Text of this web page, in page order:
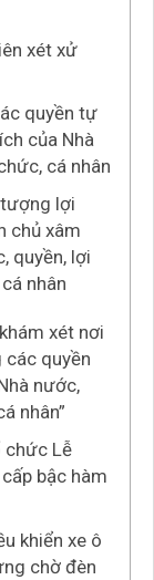
xét xử
quyền tự
của Nhà
cá nhân
lợi
chủ xâm
quyền, lợi
nhân
xét nơi
quyền
nước,
nhân”
chức Lễ
bậc hàm
khiển xe ô
chờ đèn